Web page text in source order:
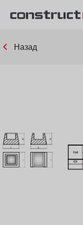
Назад